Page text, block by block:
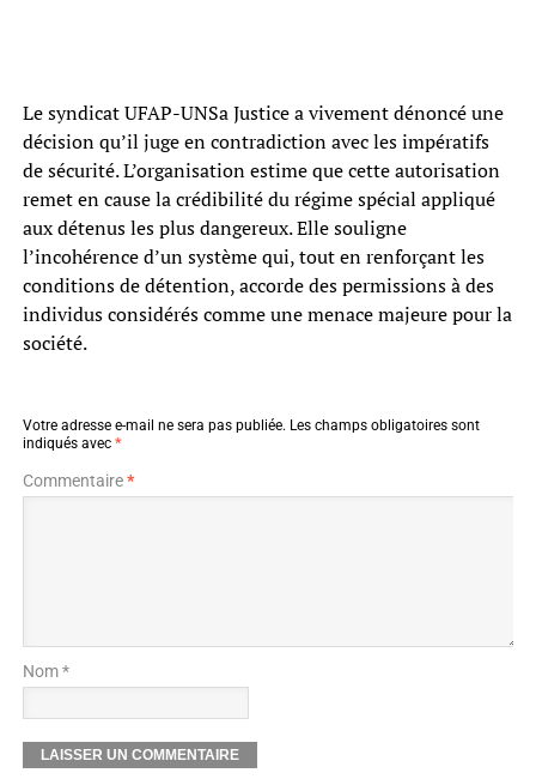
Le syndicat UFAP-UNSa Justice a vivement dénoncé une
décision qu’il juge en contradiction avec les impératifs
de sécurité. L’organisation estime que cette autorisation
remet en cause la crédibilité du régime spécial appliqué
aux détenus les plus dangereux. Elle souligne
l’incohérence d’un système qui, tout en renforçant les
conditions de détention, accorde des permissions à des
individus considérés comme une menace majeure pour la
société.
Votre adresse e-mail ne sera pas publiée. Les champs obligatoires sont
indiqués avec *
Commentaire*
Nom *